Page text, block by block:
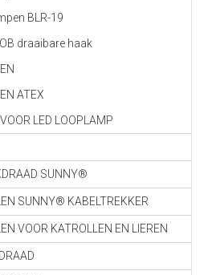
BLR-19
draaibare haak
ATEX
LED LOOPLAMP
SUNNY®
SUNNY® KABELTREKKER
VOOR KATROLLEN EN LIEREN